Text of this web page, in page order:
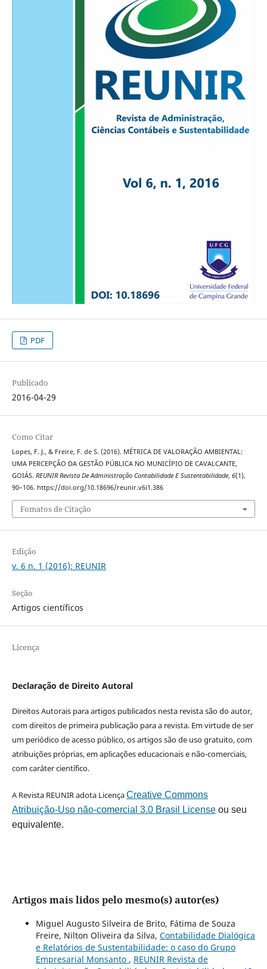
PDF
Publicado
2016-04-29
Como Citar
Lopes, F. J., & Freire, F. de S. (2016). MÉTRICA DE VALORAÇÃO AMBIENTAL:
UMA PERCEPÇÃO DA GESTÃO PÚBLICA NO MUNICÍPIO DE CAVALCANTE,
GOIÁS. REUNIR Revista De Administração Contabilidade E Sustentabilidade, 6(1),
90–106. https://doi.org/10.18696/reunir.v6i1.386
Fomatos de Citação
Edição
v. 6 n. 1 (2016): REUNIR
Seção
Artigos científicos
Licença
Declaração de Direito Autoral
Direitos Autorais para artigos publicados nesta revista são do autor,
com direitos de primeira publicação para a revista. Em virtude de ser
um periódico de acesso público, os artigos são de uso gratuito, com
atribuições próprias, em aplicações educacionais e não-comerciais,
com caráter científico.
A Revista REUNIR adota LicençaCreative Commons
Atribuição-Uso não-comercial 3.0 Brasil Licenseou seu
equivalente.
Artigos mais lidos pelo mesmo(s) autor(es)
Miguel Augusto Silveira de Brito, Fátima de Souza
Freire, Nilton Oliveira da Silva, Contabilidade Dialógica
e Relatórios de Sustentabilidade: o caso do Grupo
Empresarial Monsanto , REUNIR Revista de